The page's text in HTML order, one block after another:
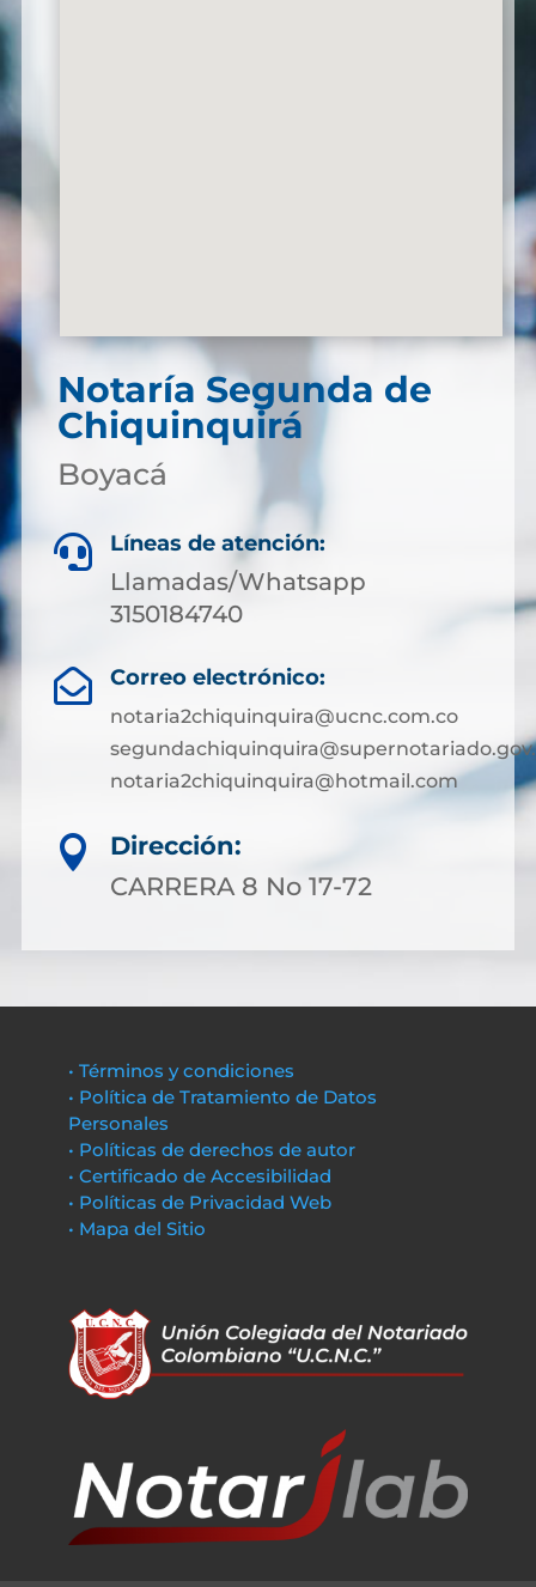
Notaría Segunda de
Chiquinquirá
Boyacá
 Líneas de atención:
Llamadas/Whatsapp
3150184740
 Correo electrónico:
notaria2chiquinquira@ucnc.com.co
notaria2chiquinquira@hotmail.com

Dirección:
CARRERA 8 No 17-72
• Términos y condiciones
• Política de Tratamiento de Datos
Personales
• Políticas de derechos de autor
• Certificado de Accesibilidad
• Políticas de Privacidad Web
• Mapa del Sitio